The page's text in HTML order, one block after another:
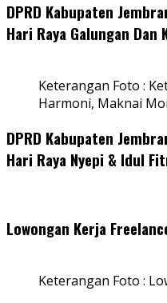
DPRD Kabupaten
Hari Raya Galungan Dan
Keterangan Foto :
Harmoni, Maknai
DPRD Kabupaten
Hari Raya Nyepi & Idul
Lowongan Kerja
Keterangan Foto :